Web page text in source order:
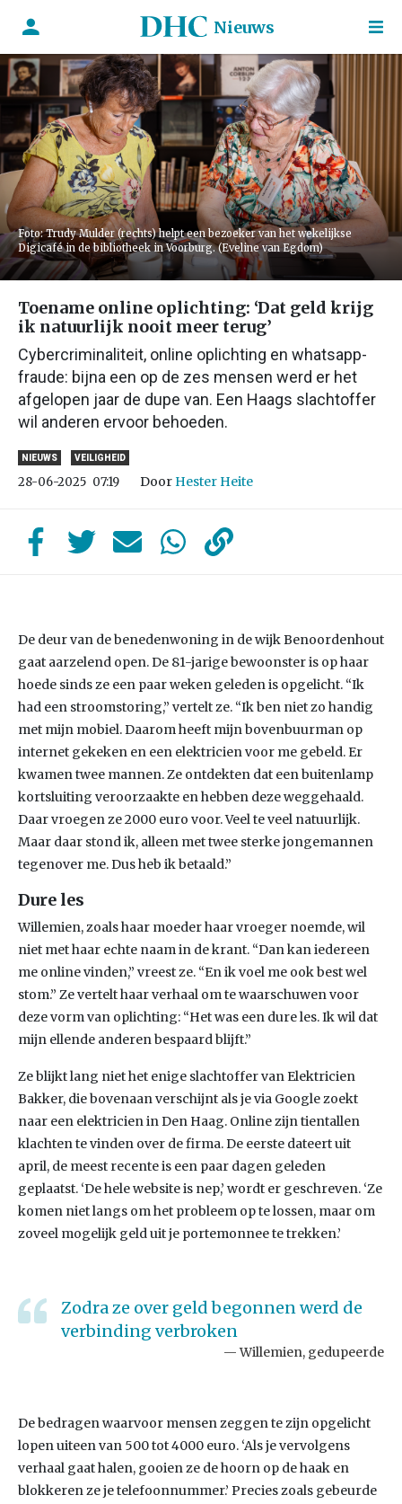
Nieuws
Foto: Trudy Mulder (rechts) helpt een bezoeker van het wekelijkse
Digicafé in de bibliotheek in Voorburg. (Eveline van Egdom)
Toename online oplichting: ‘Dat geld krijg
ik natuurlijk nooit meer terug’
Cybercriminaliteit, online oplichting en whatsapp-
fraude: bijna een op de zes mensen werd er het
afgelopen jaar de dupe van. Een Haags slachtoffer
wil anderen ervoor behoeden.
NIEUWS VEILIGHEID
28-06-2025 07:19 Door Hester Heite
De deur van de benedenwoning in de wijk Benoordenhout
gaat aarzelend open. De 81-jarige bewoonster is op haar
hoede sinds ze een paar weken geleden is opgelicht. “Ik
had een stroomstoring,” vertelt ze. “Ik ben niet zo handig
met mijn mobiel. Daarom heeft mijn bovenbuurman op
internet gekeken en een elektricien voor me gebeld. Er
kwamen twee mannen. Ze ontdekten dat een buitenlamp
kortsluiting veroorzaakte en hebben deze weggehaald.
Daar vroegen ze 2000 euro voor. Veel te veel natuurlijk.
Maar daar stond ik, alleen met twee sterke jongemannen
tegenover me. Dus heb ik betaald.”
Dure les
Willemien, zoals haar moeder haar vroeger noemde, wil
niet met haar echte naam in de krant. “Dan kan iedereen
me online vinden,” vreest ze. “En ik voel me ook best wel
stom.” Ze vertelt haar verhaal om te waarschuwen voor
deze vorm van oplichting: “Het was een dure les. Ik wil dat
mijn ellende anderen bespaard blijft.”
Ze blijkt lang niet het enige slachtoffer van Elektricien
Bakker, die bovenaan verschijnt als je via Google zoekt
naar een elektricien in Den Haag. Online zijn tientallen
klachten te vinden over de firma. De eerste dateert uit
april, de meest recente is een paar dagen geleden
geplaatst. ‘De hele website is nep,’ wordt er geschreven. ‘Ze
komen niet langs om het probleem op te lossen, maar om
zoveel mogelijk geld uit je portemonnee te trekken.’
Zodra ze over geld begonnen werd de
verbinding verbroken
Willemien, gedupeerde
De bedragen waarvoor mensen zeggen te zijn opgelicht
lopen uiteen van 500 tot 4000 euro. ‘Als je vervolgens
verhaal gaat halen, gooien ze de hoorn op de haak en
blokkeren ze je telefoonnummer.’ Precies zoals gebeurde